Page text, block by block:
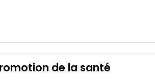
de la santé